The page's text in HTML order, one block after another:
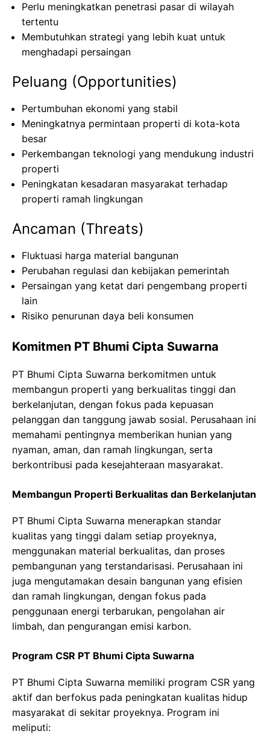
Perlu meningkatkan penetrasi pasar di wilayah
tertentu
Membutuhkan strategi yang lebih kuat untuk
menghadapi persaingan
Peluang (Opportunities)
Pertumbuhan ekonomi yang stabil
Meningkatnya permintaan properti di kota-kota
besar
Perkembangan teknologi yang mendukung industri
properti
Peningkatan kesadaran masyarakat terhadap
properti ramah lingkungan
Ancaman (Threats)
Fluktuasi harga material bangunan
Perubahan regulasi dan kebijakan pemerintah
Persaingan yang ketat dari pengembang properti
lain
Risiko penurunan daya beli konsumen
Komitmen PT Bhumi Cipta Suwarna
PT Bhumi Cipta Suwarna berkomitmen untuk
membangun properti yang berkualitas tinggi dan
berkelanjutan, dengan fokus pada kepuasan
pelanggan dan tanggung jawab sosial. Perusahaan ini
memahami pentingnya memberikan hunian yang
nyaman, aman, dan ramah lingkungan, serta
berkontribusi pada kesejahteraan masyarakat.
Membangun Properti Berkualitas dan Berkelanjutan
PT Bhumi Cipta Suwarna menerapkan standar
kualitas yang tinggi dalam setiap proyeknya,
menggunakan material berkualitas, dan proses
pembangunan yang terstandarisasi. Perusahaan ini
juga mengutamakan desain bangunan yang efisien
dan ramah lingkungan, dengan fokus pada
penggunaan energi terbarukan, pengolahan air
limbah, dan pengurangan emisi karbon.
Program CSR PT Bhumi Cipta Suwarna
PT Bhumi Cipta Suwarna memiliki program CSR yang
aktif dan berfokus pada peningkatan kualitas hidup
masyarakat di sekitar proyeknya. Program ini
meliputi: